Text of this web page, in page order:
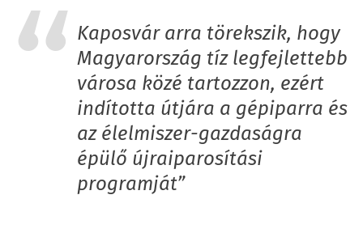
Kaposvár arra törekszik, hogy
Magyarország tíz legfejlettebb
városa közé tartozzon, ezért
indította útjára a gépiparra és
az élelmiszer-gazdaságra
épülő újraiparosítási
programját”